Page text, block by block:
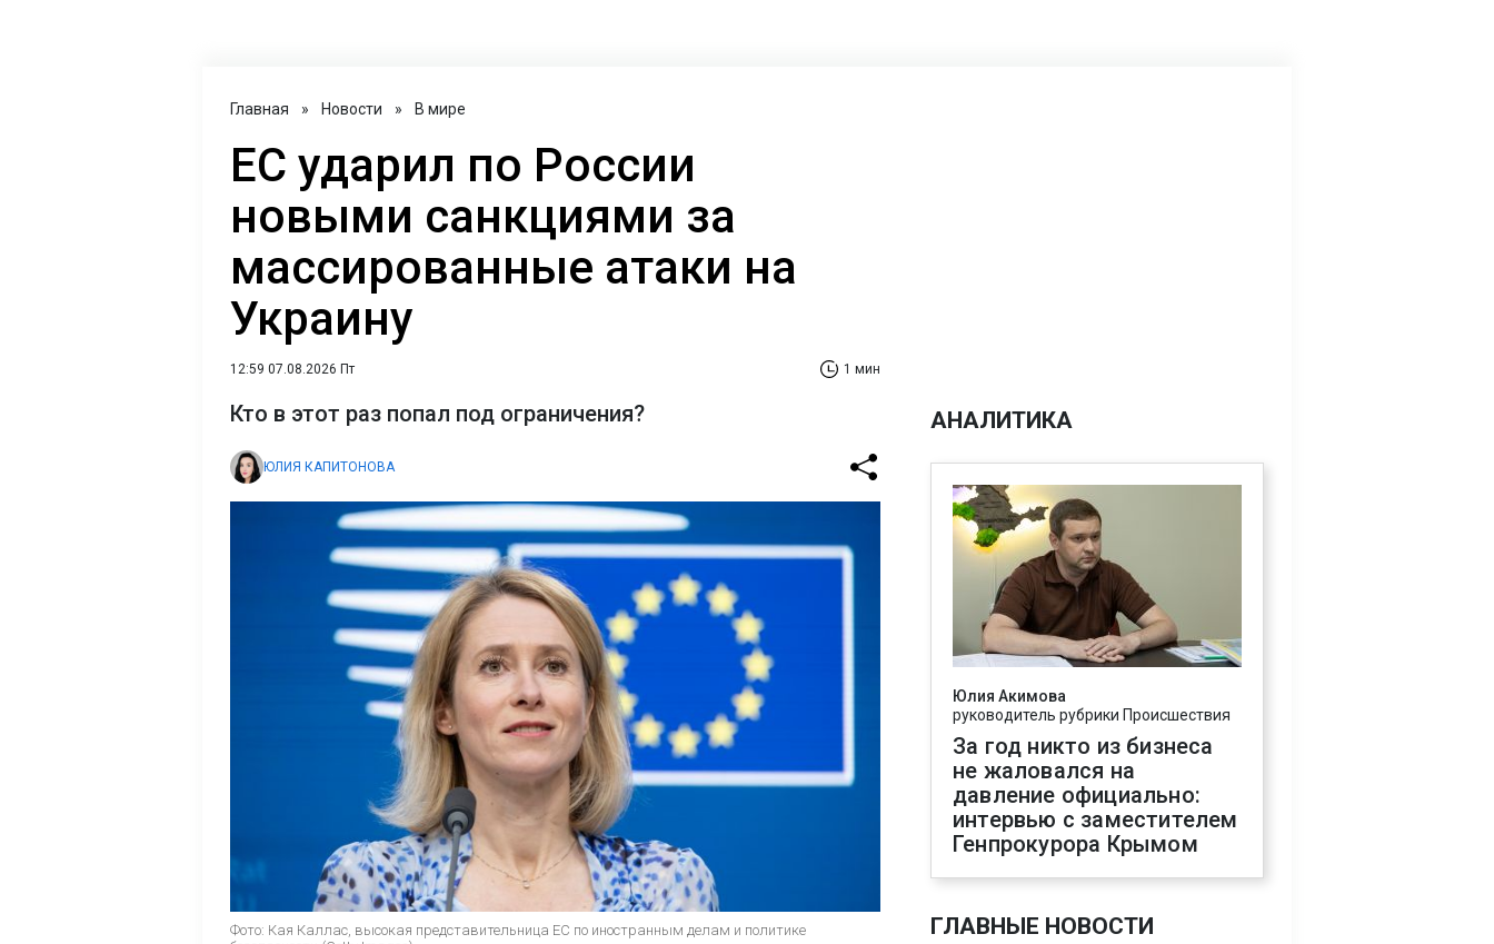
Главная » Новости » В мире
ЕС ударил по России
новыми санкциями за
массированные атаки на
Украину
12:59 07.08.2026 Пт 1 мин
Кто в этот раз попал под ограничения?
ЮЛИЯ КАПИТОНОВА
Фото: Кая Каллас, высокая представительница ЕС по иностранным делам и политике
АНАЛИТИКА
Юлия Акимова
руководитель рубрики Происшествия
За год никто из бизнеса
не жаловался на
давление официально:
интервью с заместителем
Генпрокурора Крымом
ГЛАВНЫЕ НОВОСТИ